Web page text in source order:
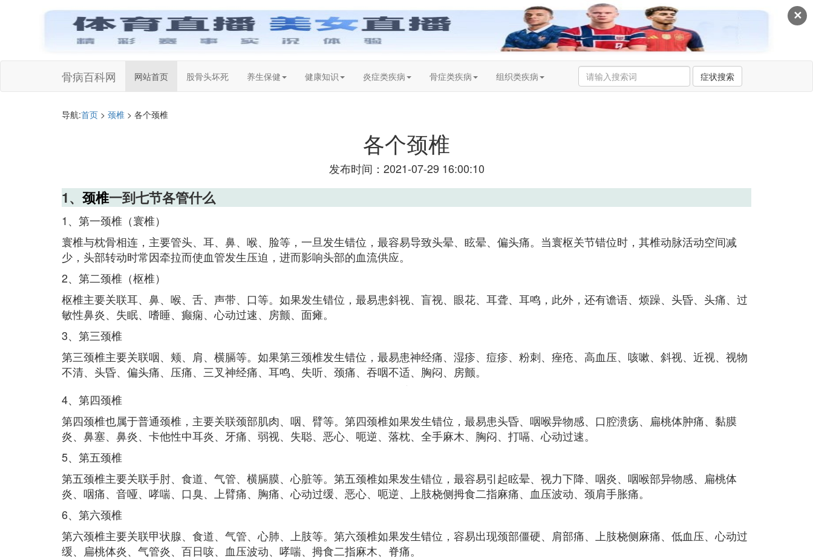
✕
骨病百科网 网站首页 股骨头坏死 养生保健 健康知识 炎症类疾病 骨症类疾病 组织类疾病 症状搜索
导航:首页 > 颈椎 > 各个颈椎
各个颈椎
发布时间：2021-07-29 16:00:10
1、颈椎一到七节各管什么
1、第一颈椎（寰椎）
寰椎与枕骨相连，主要管头、耳、鼻、喉、脸等，一旦发生错位，最容易导致头晕、眩晕、偏头痛。当寰枢关节错位时，其椎动脉活动空间减
少，头部转动时常因牵拉而使血管发生压迫，进而影响头部的血流供应。
2、第二颈椎（枢椎）
枢椎主要关联耳、鼻、喉、舌、声带、口等。如果发生错位，最易患斜视、盲视、眼花、耳聋、耳鸣，此外，还有谵语、烦躁、头昏、头痛、过
敏性鼻炎、失眠、嗜睡、癫痫、心动过速、房颤、面瘫。
3、第三颈椎
第三颈椎主要关联咽、颊、肩、横膈等。如果第三颈椎发生错位，最易患神经痛、湿疹、痘疹、粉刺、痤疮、高血压、咳嗽、斜视、近视、视物
不清、头昏、偏头痛、压痛、三叉神经痛、耳鸣、失听、颈痛、吞咽不适、胸闷、房颤。
4、第四颈椎
第四颈椎也属于普通颈椎，主要关联颈部肌肉、咽、臂等。第四颈椎如果发生错位，最易患头昏、咽喉异物感、口腔溃疡、扁桃体肿痛、黏膜
炎、鼻塞、鼻炎、卡他性中耳炎、牙痛、弱视、失聪、恶心、呃逆、落枕、全手麻木、胸闷、打嗝、心动过速。
5、第五颈椎
第五颈椎主要关联手肘、食道、气管、横膈膜、心脏等。第五颈椎如果发生错位，最容易引起眩晕、视力下降、咽炎、咽喉部异物感、扁桃体
炎、咽痛、音哑、哮喘、口臭、上臂痛、胸痛、心动过缓、恶心、呃逆、上肢桡侧拇食二指麻痛、血压波动、颈肩手胀痛。
6、第六颈椎
第六颈椎主要关联甲状腺、食道、气管、心肺、上肢等。第六颈椎如果发生错位，容易出现颈部僵硬、肩部痛、上肢桡侧麻痛、低血压、心动过
缓、扁桃体炎、气管炎、百日咳、血压波动、哮喘、拇食二指麻木、脊痛。